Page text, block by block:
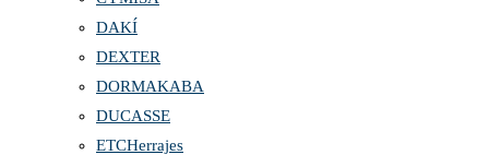
DAKÍ
DEXTER
DORMAKABA
DUCASSE
ETCHerrajes